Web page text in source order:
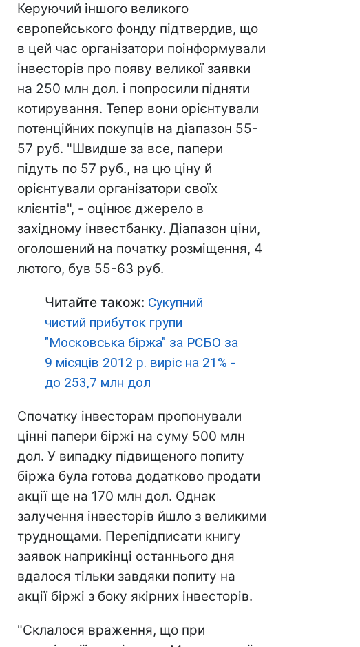
Керуючий іншого великого
європейського фонду підтвердив, що
в цей час організатори поінформували
інвесторів про появу великої заявки
на 250 млн дол. і попросили підняти
котирування. Тепер вони орієнтували
потенційних покупців на діапазон 55-
57 руб. "Швидше за все, папери
підуть по 57 руб., на цю ціну й
орієнтували організатори своїх
клієнтів", - оцінює джерело в
західному інвестбанку. Діапазон ціни,
оголошений на початку розміщення, 4
лютого, був 55-63 руб.
Читайте також: Сукупний
чистий прибуток групи
"Московська біржа" за РСБО за
9 місяців 2012 р. виріс на 21% -
до 253,7 млн дол
Спочатку інвесторам пропонували
цінні папери біржі на суму 500 млн
дол. У випадку підвищеного попиту
біржа була готова додатково продати
акції ще на 170 млн дол. Однак
залучення інвесторів йшло з великими
труднощами. Перепідписати книгу
заявок наприкінці останнього дня
вдалося тільки завдяки попиту на
акції біржі з боку якірних інвесторів.
"Склалося враження, що при